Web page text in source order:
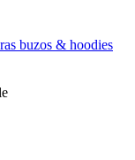
buzos & hoodies